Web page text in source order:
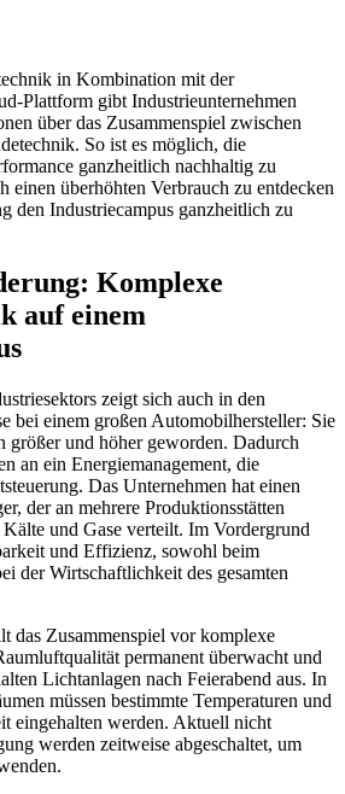
in Kombination mit der
Plattform gibt Industrieunternehmen
über das Zusammenspiel zwischen
So ist es möglich, die
ganzheitlich nachhaltig zu
einen überhöhten Verbrauch zu entdecken
den Industriecampus ganzheitlich zu
Komplexe
auf einem
zeigt sich auch in den
bei einem großen Automobilhersteller: Sie
größer und höher geworden. Dadurch
an ein Energiemanagement, die
Das Unternehmen hat einen
der an mehrere Produktionsstätten
und Gase verteilt. Im Vordergrund
und Effizienz, sowohl beim
der Wirtschaftlichkeit des gesamten
das Zusammenspiel vor komplexe
permanent überwacht und
Lichtanlagen nach Feierabend aus. In
müssen bestimmte Temperaturen und
eingehalten werden. Aktuell nicht
werden zeitweise abgeschaltet, um